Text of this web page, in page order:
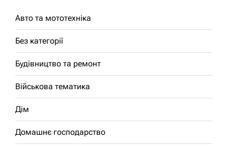
Авто та мототехніка
Без категорії
Будівництво та ремонт
Військова тематика
Дім
Домашнє господарство